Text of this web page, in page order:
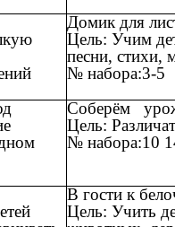
Домик для
Цель: Учим
песни, стихи,
№ набора:3-5
Соберём
Цель:
№ набора:10
В гости к
Цель: Учить